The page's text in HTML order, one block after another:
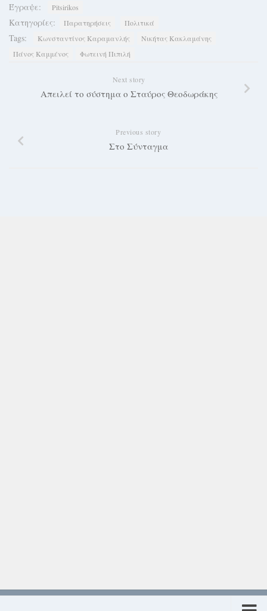
Έγραψε: Pitsirikos
Κατηγορίες: Παρατηρήσεις Πολιτικά
Tags: Κωνσταντίνος Καραμανλής
Νικήτας Κακλαμάνης
Πάνος Καμμένος
Φωτεινή Πιπιλή
Next story
Απειλεί το σύστημα ο Σταύρος Θεοδωράκης
Previous story
Στο Σύνταγμα